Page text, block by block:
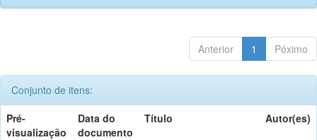
Anterior 1 Póximo
Conjunto de itens:
Pré-
visualização
Data do
documento
Título Autor(es)